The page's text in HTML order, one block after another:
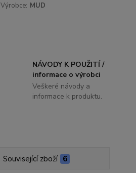
Výrobce: MUD
NÁVODY K POUŽITÍ /
informace o výrobci
Veškeré návody a
informace k produktu.
Související zboží 6